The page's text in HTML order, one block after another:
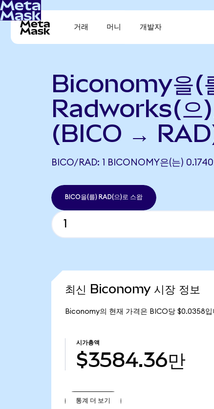
거래 머니 개발자
Biconomy을(
Radworks(으)
(BICO →
BICO/RAD: 1 BICONOMY은(는)
BICO을(를) RAD(으)로 스왑
최신 Biconomy 시장 정보
Biconomy의 현재 가격은 BICO당 $0.0358
시가총액
$3584.36만
통계 더 보기